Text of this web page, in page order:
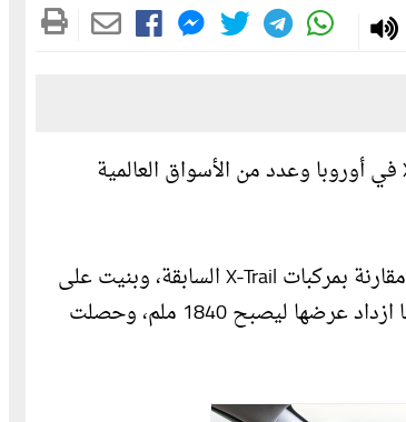
كشف وكلاء شركة نيسان عن نية الشركة طرح النماذج الجديدة من سيارة X-Trail في أوروبا وعدد من الأسواق العالمية
وحصلت السيارة الجديدة على تعديلات طفيفة طالت التصميم الخارجي للهيكل مقارنة بمركبات X-Trail السابقة، وبنيت على
منصة CMF-C/D المتينة، لكن طولها ازداد قليلا ليصبح 4 أمتار و66 سنتيمترا، كما ازداد عرضها ليصبح 1840 ملم، وحصلت